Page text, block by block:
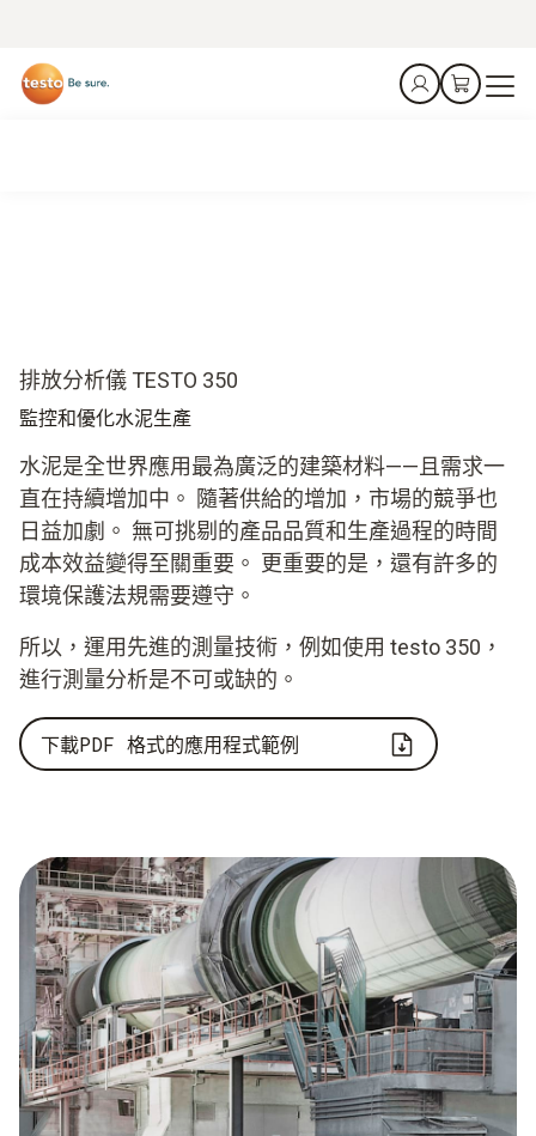
排放分析儀 TESTO 350
監控和優化水泥生產
水泥是全世界應用最為廣泛的建築材料——且需求一
直在持續增加中。 隨著供給的增加，市場的競爭也
日益加劇。 無可挑剔的產品品質和生產過程的時間
成本效益變得至關重要。 更重要的是，還有許多的
環境保護法規需要遵守。
所以，運用先進的測量技術，例如使用 testo 350，
進行測量分析是不可或缺的。
下載PDF 格式的應用程式範例